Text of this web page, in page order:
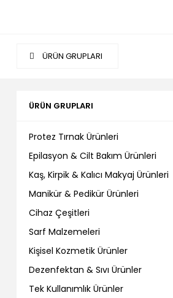
ÜRÜN GRUPLARI
ÜRÜN GRUPLARI
Protez Tırnak Ürünleri
Epilasyon & Cilt Bakım Ürünleri
Kaş, Kirpik & Kalıcı Makyaj Ürünleri
Manikür & Pedikür Ürünleri
Cihaz Çeşitleri
Sarf Malzemeleri
Kişisel Kozmetik Ürünler
Dezenfektan & Sıvı Ürünler
Tek Kullanımlık Ürünler